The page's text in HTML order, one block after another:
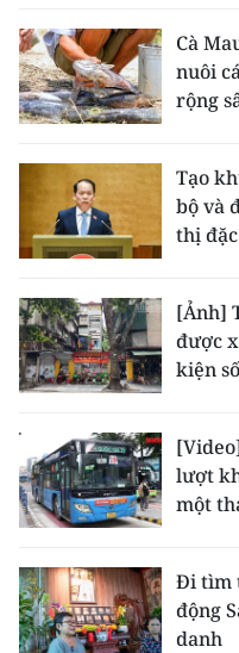
Cà
nuôi
rộng
Tạo
bộ và
thị
[Ảnh]
được
kiện
lượt
một
Đi tìm
động
danh